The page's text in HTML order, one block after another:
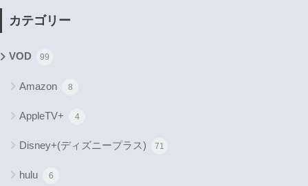
カテゴリー
VOD 99
Amazon 8
AppleTV+ 4
Disney+(ディズニープラス) 71
hulu 6